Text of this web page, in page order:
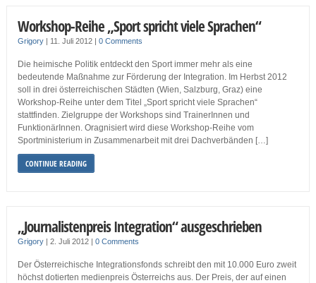
Workshop-Reihe „Sport spricht viele Sprachen“
Grigory| 11. Juli 2012 | 0 Comments
Die heimische Politik entdeckt den Sport immer mehr als eine
bedeutende Maßnahme zur Förderung der Integration. Im Herbst 2012
soll in drei österreichischen Städten (Wien, Salzburg, Graz) eine
Workshop-Reihe unter dem Titel „Sport spricht viele Sprachen“
stattfinden. Zielgruppe der Workshops sind TrainerInnen und
FunktionärInnen. Oragnisiert wird diese Workshop-Reihe vom
Sportministerium in Zusammenarbeit mit drei Dachverbänden […]
CONTINUE READING
„Journalistenpreis Integration“ ausgeschrieben
Grigory| 2. Juli 2012 | 0 Comments
Der Österreichische Integrationsfonds schreibt den mit 10.000 Euro zweit
höchst dotierten medienpreis Österreichs aus. Der Preis, der auf einen